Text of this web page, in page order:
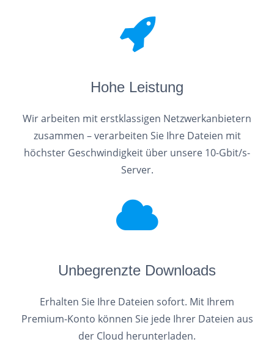
Hohe Leistung
Wir arbeiten mit erstklassigen Netzwerkanbietern
zusammen – verarbeiten Sie Ihre Dateien mit
höchster Geschwindigkeit über unsere 10-Gbit/s-
Server.
Unbegrenzte Downloads
Erhalten Sie Ihre Dateien sofort. Mit Ihrem
Premium-Konto können Sie jede Ihrer Dateien aus
der Cloud herunterladen.